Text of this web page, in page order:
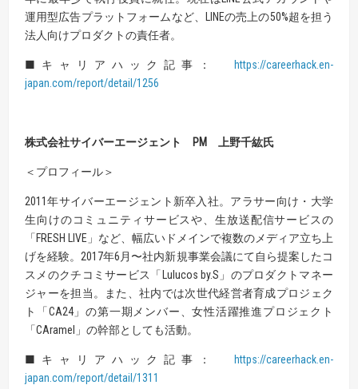
運用型広告プラットフォームなど、LINEの売上の50%超を担う
法人向けプロダクトの責任者。
■キャリアハック記事：
https://careerhack.en-
japan.com/report/detail/1256
株式会社サイバーエージェント PM 上野千紘氏
＜プロフィール＞
2011年サイバーエージェント新卒入社。アラサー向け・大学
生向けのコミュニティサービスや、生放送配信サービスの
「FRESH LIVE」など、幅広いドメインで複数のメディア立ち上
げを経験。2017年6月〜社内新規事業会議にて自ら提案したコ
スメのクチコミサービス「Lulucos by.S」のプロダクトマネー
ジャーを担当。また、社内では次世代経営者育成プロジェク
ト「CA24」の第一期メンバー、女性活躍推進プロジェクト
「CAramel」の幹部としても活動。
■キャリアハック記事：
https://careerhack.en-
japan.com/report/detail/1311